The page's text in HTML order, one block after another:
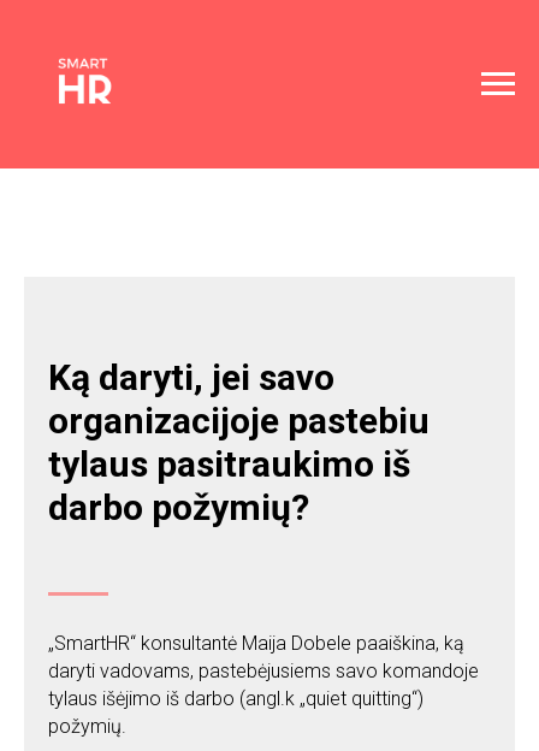
Ką daryti, jei savo
organizacijoje pastebiu
tylaus pasitraukimo iš
darbo požymių?
„SmartHR“ konsultantė Maija Dobele paaiškina, ką
daryti vadovams, pastebėjusiems savo komandoje
tylaus išėjimo iš darbo (angl.k „quiet quitting“)
požymių.